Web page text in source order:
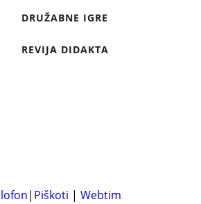
DRUŽABNE IGRE
REVIJA DIDAKTA
| Piškoti | Webtim